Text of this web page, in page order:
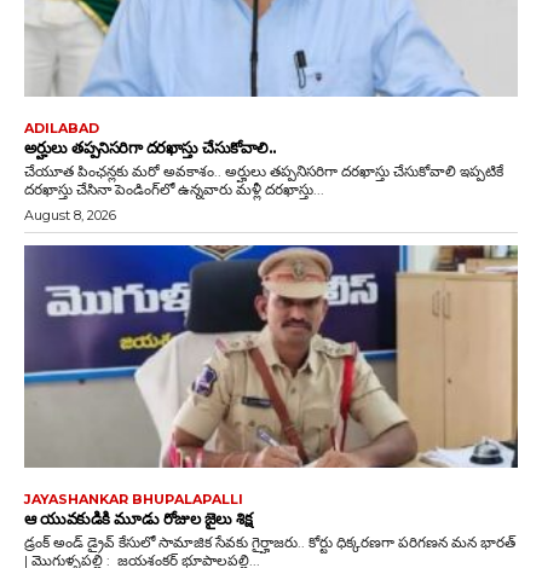
ADILABAD
అర్హులు తప్పనిసరిగా దరఖాస్తు చేసుకోవాలి..
చేయూత పింఛన్లకు మరో అవకాశం.. అర్హులు తప్పనిసరిగా దరఖాస్తు చేసుకోవాలి ఇప్పటికే
దరఖాస్తు చేసినా పెండింగ్‌లో ఉన్నవారు మళ్లీ దరఖాస్తు...
August 8, 2026
JAYASHANKAR BHUPALAPALLI
ఆ యువకుడికి మూడు రోజుల జైలు శిక్ష
డ్రంక్‌ అండ్‌ డ్రైవ్‌ కేసులో సామాజిక సేవకు గైర్హాజరు.. కోర్టు ధిక్కరణగా పరిగణన మన భారత్
| మొగుళ్ళపల్లి : జయశంకర్ భూపాలపల్లి...